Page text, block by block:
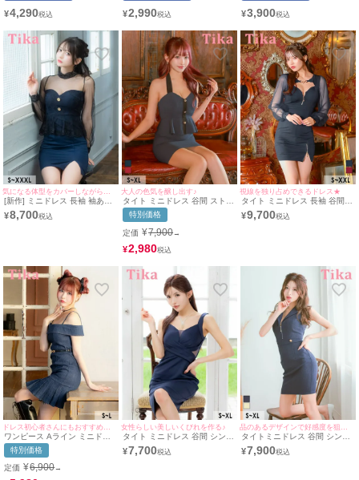
myMinette/マイミネット
¥4,290
ラー ネイビー キャバドレス
応) | myMinette/マイミネット
¥2,990
用)[myMinette/マイミネット]
¥3,900
[新作] ミニドレス 長袖 袖あり
シアー ブラックレース ハイネ
ック ペプラム 谷間 ストレッチ
¥8,700
大人の色気を醸し出す♪
タイト ミニドレス 谷間 ストレ
ッチ ペプラム ホルターネック
リボン ワッフル バイカラー キ
ャバドレス まやりん (重川茉弥
着用) [tk-mdlb6005a] [Tika/テ
ィカ]
特別価格
定価 ¥7,900→
¥2,980
視線を独り占めできるドレス★
タイト ミニドレス 長袖 谷間
大きいサイズ ストレッチ ジッ
プ パフスリーブ シアースリー
¥9,700
ワンピース Aライン ミニドレ
ス 肩出し 二の腕カバー ウエス
トベルト付き プリーツ デニム
同伴 キャバドレス (戦慄かなの
着用) [Tika/ティカ]
特別価格
定価 ¥6,900→
女性らしい美しいくびれを作る♪
タイト ミニドレス 谷間 シンプ
ル 大人 ノースリーブ ストレッ
チ くびれ透け ワンカラー キャ
¥7,700
タイトミニドレス 谷間 シンプ
ル 大人 ノースリーブ 上品 ツ
イード バストジップ 襟付き ボ
¥7,900